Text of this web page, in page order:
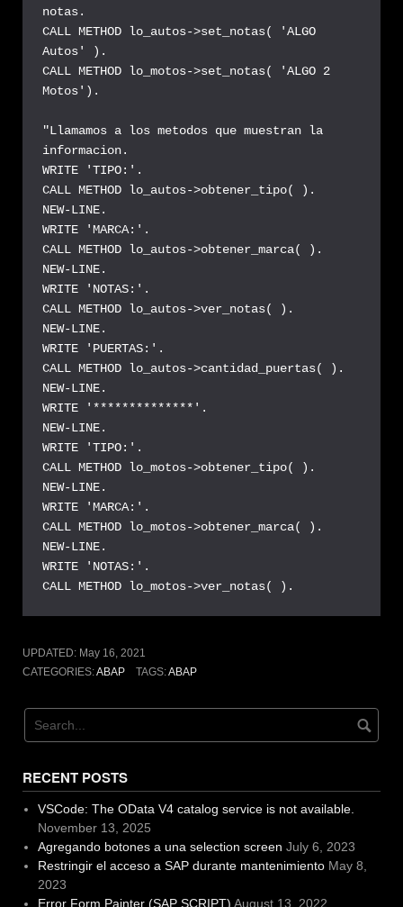
notas.
CALL METHOD lo_autos->set_notas( 'ALGO
Autos' ).
CALL METHOD lo_motos->set_notas( 'ALGO 2
Motos').
"Llamamos a los metodos que muestran la
informacion.
WRITE 'TIPO:'.
CALL METHOD lo_autos->obtener_tipo( ).
NEW-LINE.
WRITE 'MARCA:'.
CALL METHOD lo_autos->obtener_marca( ).
NEW-LINE.
WRITE 'NOTAS:'.
CALL METHOD lo_autos->ver_notas( ).
NEW-LINE.
WRITE 'PUERTAS:'.
CALL METHOD lo_autos->cantidad_puertas( ).
NEW-LINE.
WRITE '**************'.
NEW-LINE.
WRITE 'TIPO:'.
CALL METHOD lo_motos->obtener_tipo( ).
NEW-LINE.
WRITE 'MARCA:'.
CALL METHOD lo_motos->obtener_marca( ).
NEW-LINE.
WRITE 'NOTAS:'.
CALL METHOD lo_motos->ver_notas( ).
UPDATED: May 16, 2021
CATEGORIES:ABAP TAGS:ABAP
RECENT POSTS
VSCode: The OData V4 catalog service is not available.
November 13, 2025
Agregando botones a una selection screen July 6, 2023
Restringir el acceso a SAP durante mantenimiento May 8,
2023
Error Form Painter (SAP SCRIPT) August 13, 2022